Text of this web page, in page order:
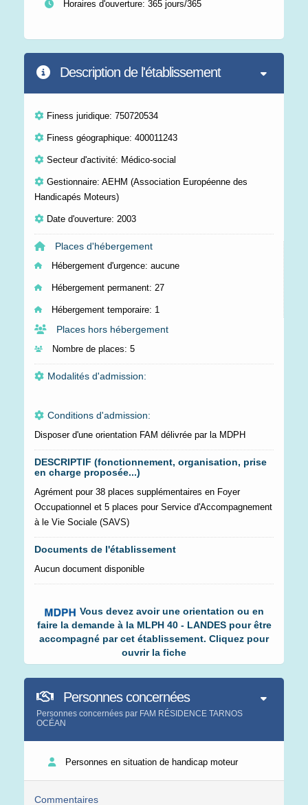
Horaires d'ouverture: 365 jours/365
Description de l'établissement
Finess juridique: 750720534
Finess géographique: 400011243
Secteur d'activité: Médico-social
Gestionnaire: AEHM (Association Européenne des
Handicapés Moteurs)
Date d'ouverture: 2003
Places d'hébergement
Hébergement d'urgence: aucune
Hébergement permanent: 27
Hébergement temporaire: 1
Places hors hébergement
Nombre de places: 5
Modalités d'admission:
Conditions d'admission:
Disposer d'une orientation FAM délivrée par la MDPH
DESCRIPTIF (fonctionnement, organisation, prise
en charge proposée...)
Agrément pour 38 places supplémentaires en Foyer
Occupationnel et 5 places pour Service d'Accompagnement
à le Vie Sociale (SAVS)
Documents de l'établissement
Aucun document disponible
Vous devez avoir une orientation ou en
faire la demande à la MLPH 40 - LANDES pour être
accompagné par cet établissement. Cliquez pour
ouvrir la fiche
Personnes concernées
Personnes concernées par FAM RÉSIDENCE TARNOS
OCÉAN
Personnes en situation de handicap moteur
Commentaires